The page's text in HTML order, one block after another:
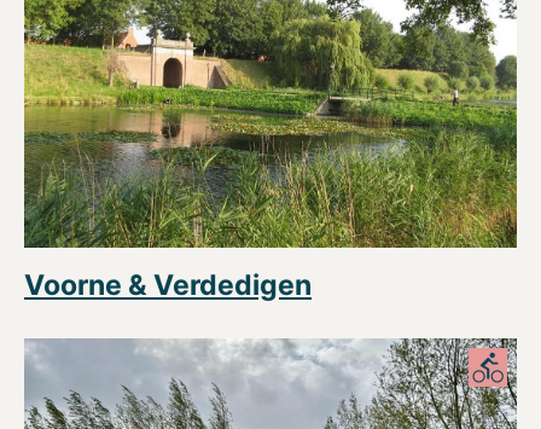
Voorne & Verdedigen